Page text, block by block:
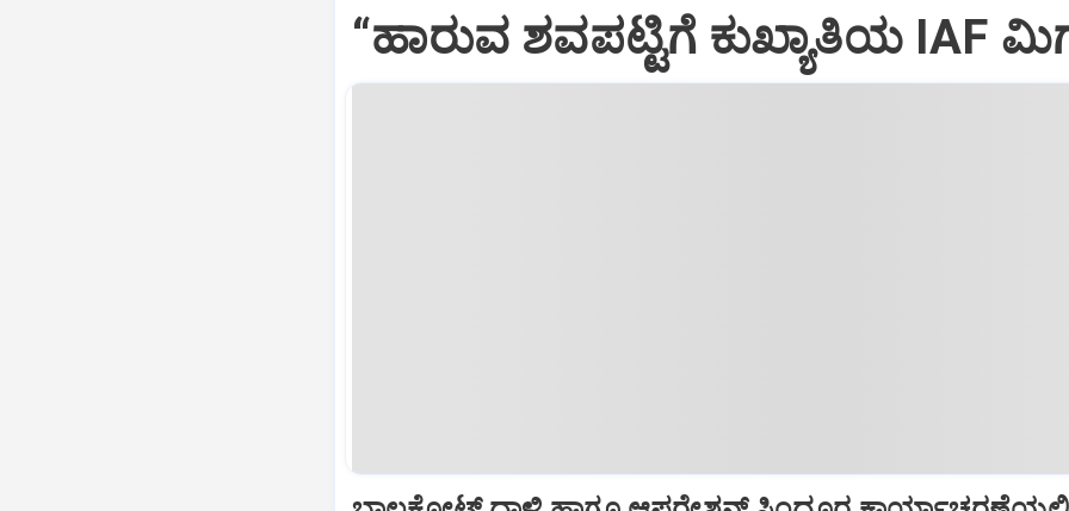
“ಹಾರುವ ಶವಪಟ್ಟಿಗೆ ಕುಖ್ಯಾತಿಯ IAF